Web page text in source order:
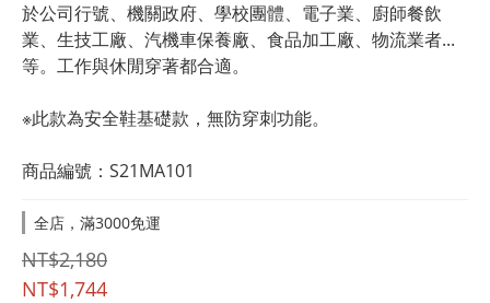
於公司行號、機關政府、學校團體、電子業、廚師餐飲
業、生技工廠、汽機車保養廠、食品加工廠、物流業者...
等。工作與休閒穿著都合適。
※此款為安全鞋基礎款，無防穿刺功能。
商品編號：S21MA101
全店，滿3000免運
NT$2,180
NT$1,744